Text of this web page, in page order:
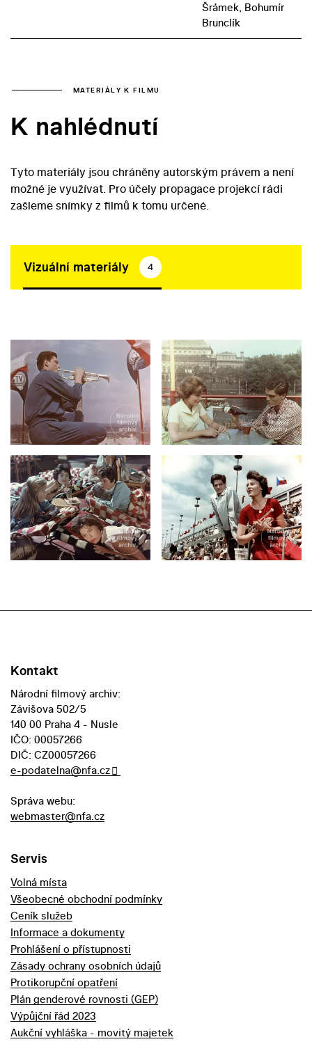
Šrámek, Bohumír
Brunclík
MATERIÁLY K FILMU
K nahlédnutí
Tyto materiály jsou chráněny autorským právem a není
možné je využívat. Pro účely propagace projekcí rádi
zašleme snímky z filmů k tomu určené.
Vizuální materiály 4
Kontakt
Národní filmový archiv:
Závišova 502/5
140 00 Praha 4 - Nusle
IČO: 00057266
DIČ: CZ00057266
e-podatelna@nfa.cz
Správa webu:
webmaster@nfa.cz
Servis
Volná místa
Všeobecné obchodní podmínky
Ceník služeb
Informace a dokumenty
Prohlášení o přístupnosti
Zásady ochrany osobních údajů
Protikorupční opatření
Plán genderové rovnosti (GEP)
Výpůjční řád 2023
Aukční vyhláška - movitý majetek